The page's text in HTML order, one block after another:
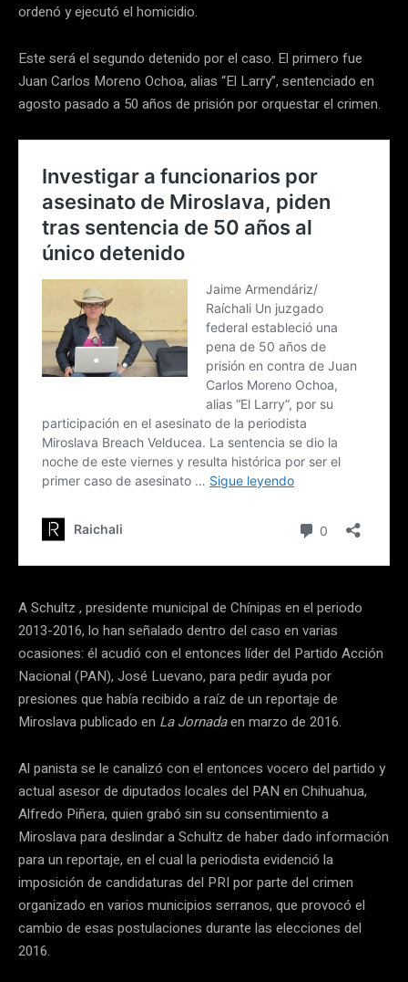
ordenó y ejecutó el homicidio.
Este será el segundo detenido por el caso. El primero fue
Juan Carlos Moreno Ochoa, alias “El Larry”, sentenciado en
agosto pasado a 50 años de prisión por orquestar el crimen.
A Schultz , presidente municipal de Chínipas en el periodo
2013-2016, lo han señalado dentro del caso en varias
ocasiones: él acudió con el entonces líder del Partido Acción
Nacional (PAN), José Luevano, para pedir ayuda por
presiones que había recibido a raíz de un reportaje de
Miroslava publicado en La Jornadaen marzo de 2016.
Al panista se le canalizó con el entonces vocero del partido y
actual asesor de diputados locales del PAN en Chihuahua,
Alfredo Piñera, quien grabó sin su consentimiento a
Miroslava para deslindar a Schultz de haber dado información
para un reportaje, en el cual la periodista evidenció la
imposición de candidaturas del PRI por parte del crimen
organizado en varios municipios serranos, que provocó el
cambio de esas postulaciones durante las elecciones del
2016.